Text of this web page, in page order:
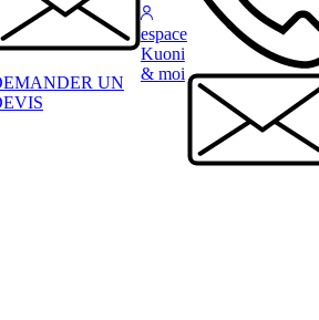
UN
espace
Kuoni
& moi